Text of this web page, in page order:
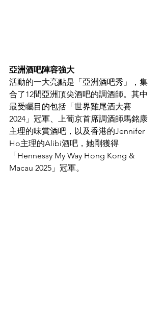
亞洲酒吧陣容強大
活動的一大亮點是「亞洲酒吧秀」，集
合了12間亞洲頂尖酒吧的調酒師。其中
最受矚目的包括「世界雞尾酒大賽
2024」冠軍、上葡京首席調酒師馬銘康
主理的味賞酒吧，以及香港的Jennifer
Ho主理的Alibi酒吧，她剛獲得
「Hennessy My Way Hong Kong &
Macau 2025」冠軍。